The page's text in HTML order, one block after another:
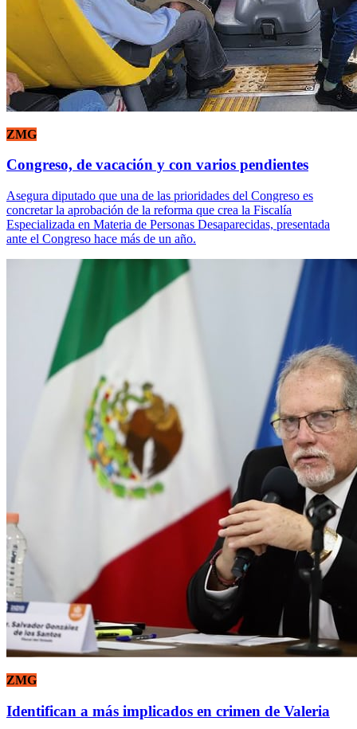
ZMG
Congreso, de vacación y con varios pendientes
Asegura diputado que una de las prioridades del Congreso es
concretar la aprobación de la reforma que crea la Fiscalía
Especializada en Materia de Personas Desaparecidas, presentada
ante el Congreso hace más de un año.
ZMG
Identifican a más implicados en crimen de Valeria